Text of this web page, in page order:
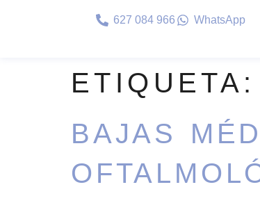
627 084 966 WhatsApp
ETIQUETA:
BAJAS